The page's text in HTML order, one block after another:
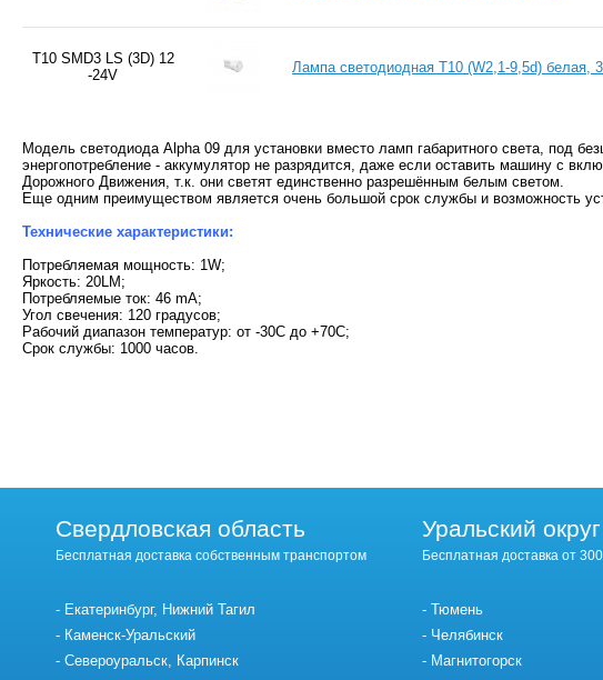
T10 SMD3 LS (3D) 12
-24V
Лампа светодиодная Т10 (W2,1-9,5d)
Модель светодиода Alpha 09 для установки вместо ламп габаритного света, под
энергопотребление - аккумулятор не разрядится, даже если оставить машину с
Дорожного Движения, т.к. они светят единственно разрешённым белым светом.
Еще одним преимуществом является очень большой срок службы и возможность
Технические характеристики:
Потребляемая мощность: 1W;
Яркость: 20LM;
Потребляемые ток: 46 mA;
Угол свечения: 120 градусов;
Рабочий диапазон температур: от -30С до +70С;
Срок службы: 1000 часов.
Свердловская область
Бесплатная доставка собственным транспортом
Екатеринбург, Нижний Тагил
Каменск-Уральский
Североуральск, Карпинск
Уральский округ
Бесплатная доставка от
Тюмень
Челябинск
Магнитогорск